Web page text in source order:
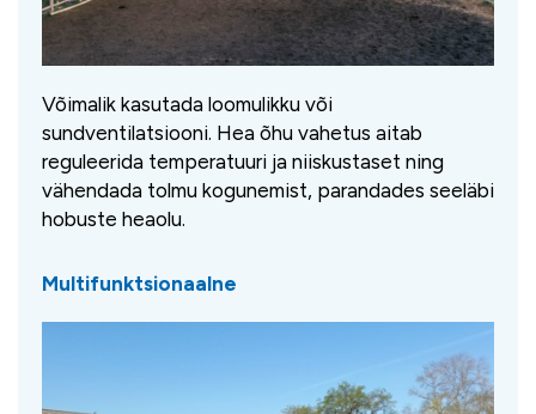
Võimalik kasutada loomulikku või
sundventilatsiooni. Hea õhu vahetus aitab
reguleerida temperatuuri ja niiskustaset ning
vähendada tolmu kogunemist, parandades seeläbi
hobuste heaolu.
Multifunktsionaalne